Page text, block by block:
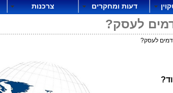
דעות ומחקרים צרכנות